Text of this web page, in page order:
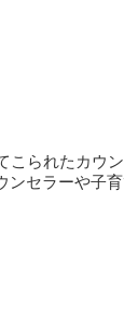
られたカウ
セラーや子